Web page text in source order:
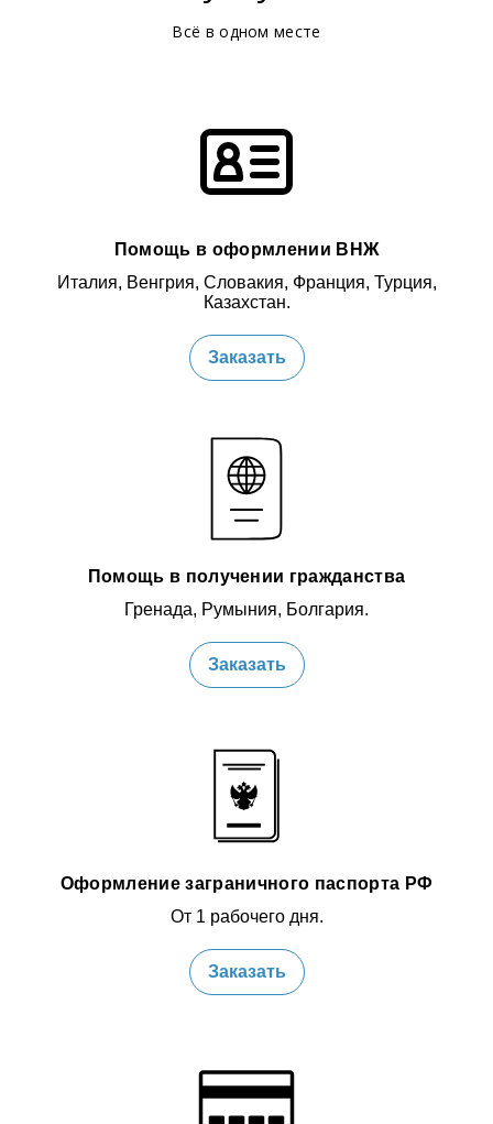
Всё в одном месте
Помощь в оформлении ВНЖ
Италия, Венгрия, Словакия, Франция, Турция,
Казахстан.
Заказать
Помощь в получении гражданства
Гренада, Румыния, Болгария.
Заказать
Оформление заграничного паспорта РФ
От 1 рабочего дня.
Заказать